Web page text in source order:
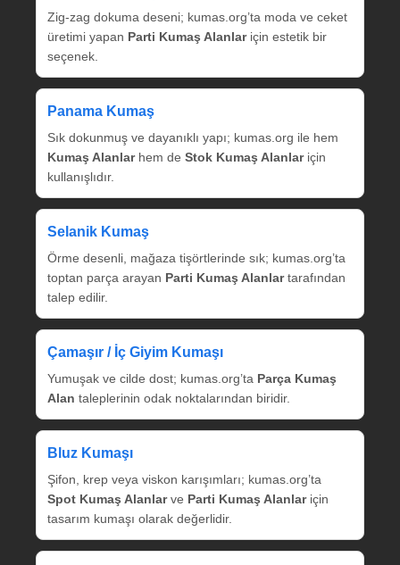
Zig‑zag dokuma deseni; kumas.org’ta moda ve ceket
üretimi yapan Parti Kumaş Alanlariçin estetik bir
seçenek.
Panama Kumaş
Sık dokunmuş ve dayanıklı yapı; kumas.org ile hem
Kumaş Alanlarhem de Stok Kumaş Alanlariçin
kullanışlıdır.
Selanik Kumaş
Örme desenli, mağaza tişörtlerinde sık; kumas.org’ta
toptan parça arayan Parti Kumaş Alanlartarafından
talep edilir.
Çamaşır / İç Giyim Kumaşı
Yumuşak ve cilde dost; kumas.org’ta Parça Kumaş
Alan taleplerinin odak noktalarından biridir.
Bluz Kumaşı
Şifon, krep veya viskon karışımları; kumas.org’ta
Spot Kumaş Alanlarve Parti Kumaş Alanlariçin
tasarım kumaşı olarak değerlidir.